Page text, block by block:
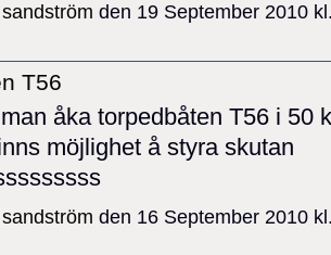
den 19 September 2010
T56
åka torpedbåten T56 i 50
möjlighet å styra skutan
den 16 September 2010